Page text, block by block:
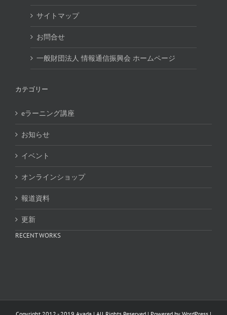
サイトマップ
お問合せ
一般財団法人 情報通信振興会 ホームページ
カテゴリー
eラーニング講座
お知らせ
イベント
オンラインショップ
報道資料
更新
RECENT WORKS